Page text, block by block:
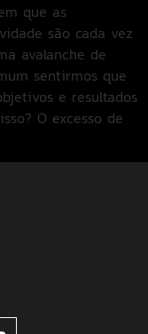
que as
são cada vez
avalanche de
sentirmos que
e resultados
O excesso de